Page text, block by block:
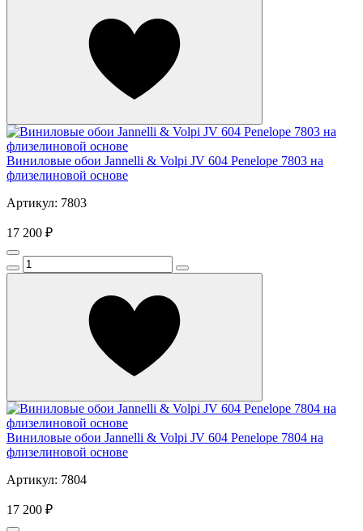
Виниловые обои Jannelli & Volpi JV 604 Penelope 7803 на
флизелиновой основе
Артикул: 7803
17 200 ₽
Виниловые обои Jannelli & Volpi JV 604 Penelope 7804 на
флизелиновой основе
Артикул: 7804
17 200 ₽